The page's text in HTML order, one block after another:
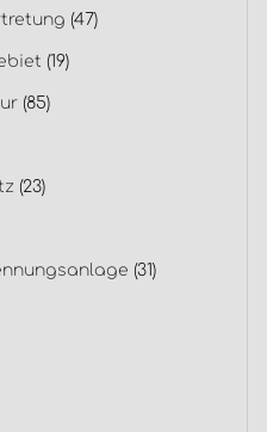
(47)
(19)
(85)
(23)
(31)